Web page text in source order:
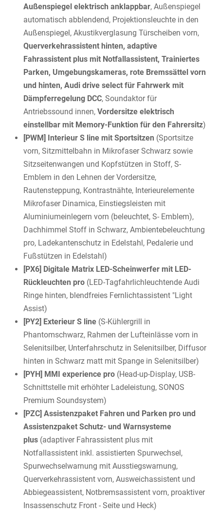
Außenspiegel elektrisch anklappbar, Außenspiegel
automatisch abblendend, Projektionsleuchte in den
Außenspiegel, Akustikverglasung Türscheiben vorn,
Querverkehrassistent hinten, adaptive
Fahrassistent plus mit Notfallassistent, Trainiertes
Parken, Umgebungskameras, rote Bremssättel vorn
und hinten, Audi drive select für Fahrwerk mit
Dämpferregelung DCC, Soundaktor für
Antriebssound innen, Vordersitze elektrisch
einstellbar mit Memory-Funktion für den Fahrersitz)
[PWM] Interieur S line mit Sportsitzen (Sportsitze
vorn, Sitzmittelbahn in Mikrofaser Schwarz sowie
Sitzseitenwangen und Kopfstützen in Stoff, S-
Emblem in den Lehnen der Vordersitze,
Rautensteppung, Kontrastnähte, Interieurelemente
Mikrofaser Dinamica, Einstiegsleisten mit
Aluminiumeinlegern vorn (beleuchtet, S- Emblem),
Dachhimmel Stoff in Schwarz, Ambientebeleuchtung
pro, Ladekantenschutz in Edelstahl, Pedalerie und
Fußstützen in Edelstahl)
[PX6] Digitale Matrix LED-Scheinwerfer mit LED-
Rückleuchten pro (LED-Tagfahrlichleuchtende Audi
Ringe hinten, blendfreies Fernlichtassistent "Light
Assist)
[PY2] Exterieur S line (S-Kühlergrill in
Phantomschwarz, Rahmen der Lufteinlässe vorn in
Selenitsilber, Unterfahrschutz in Selenitsilber, Diffusor
hinten in Schwarz matt mit Spange in Selenitsilber)
[PYH] MMI experience pro (Head-up-Display, USB-
Schnittstelle mit erhöhter Ladeleistung, SONOS
Premium Soundsystem)
[PZC] Assistenzpaket Fahren und Parken pro und
Assistenzpaket Schutz- und Warnsysteme
plus (adaptiver Fahrassistent plus mit
Notfallassistent inkl. assistierten Spurwechsel,
Spurwechselwarnung mit Ausstiegswarnung,
Querverkehrassistent vorn, Ausweichassistent und
Abbiegeassistent, Notbremsassistent vorn, proaktiver
Insassenschutz Front - Seite und Heck)